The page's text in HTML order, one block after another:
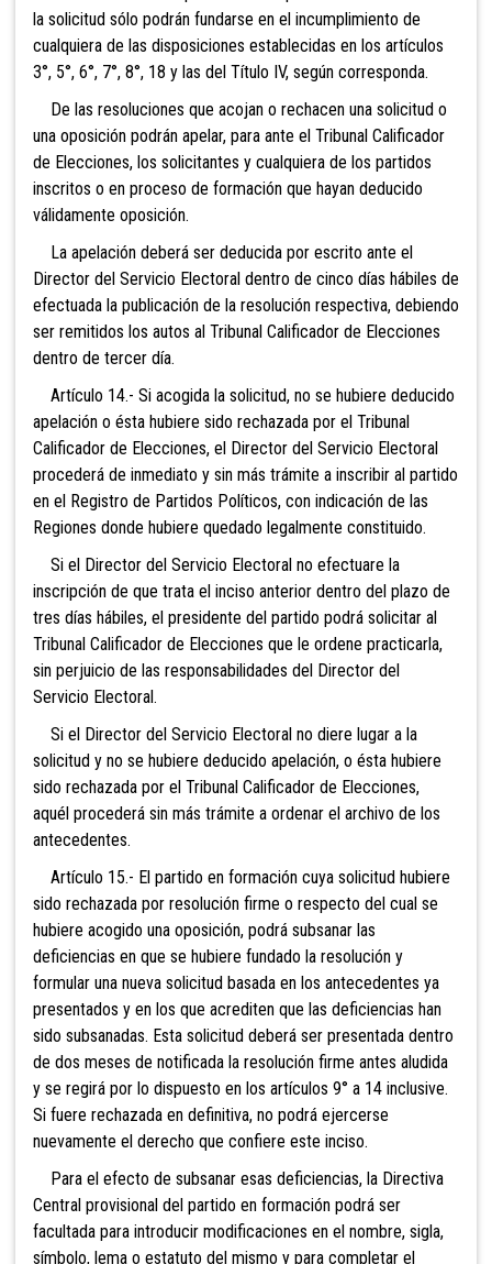
la solicitud sólo podrán fundarse en el incumplimiento de
cualquiera de las disposiciones establecidas en los artículos
3°, 5°, 6°, 7°, 8°, 18 y las del Título IV, según corresponda.
De las resoluciones que acojan o rechacen una solicitud o
una oposición podrán apelar, para ante el Tribunal Calificador
de Elecciones, los solicitantes y cualquiera de los partidos
inscritos o en proceso de formación que hayan deducido
válidamente oposición.
La apelación deberá ser deducida por escrito ante el
Director del Servicio Electoral dentro de cinco días hábiles de
efectuada la publicación de la resolución respectiva, debiendo
ser remitidos los autos al Tribunal Calificador de Elecciones
dentro de tercer día.
Artículo 14.- Si acogida la solicitud, no se hubiere deducido
apelación o ésta hubiere sido rechazada por el Tribunal
Calificador de Elecciones, el Director del Servicio Electoral
procederá de inmediato y sin más trámite a inscribir al partido
en el Registro de Partidos Políticos, con indicación de las
Regiones donde hubiere quedado legalmente constituido.
Si el Director del Servicio Electoral no efectuare la
inscripción de que trata el inciso anterior dentro del plazo de
tres días hábiles, el presidente del partido podrá solicitar al
Tribunal Calificador de Elecciones que le ordene practicarla,
sin perjuicio de las responsabilidades del Director del
Servicio Electoral.
Si el Director del Servicio Electoral no diere lugar a la
solicitud y no se hubiere deducido apelación, o ésta hubiere
sido rechazada por el Tribunal Calificador de Elecciones,
aquél procederá sin más trámite a ordenar el archivo de los
antecedentes.
Artículo 15.- El partido en formación cuya solicitud hubiere
sido rechazada por resolución firme o respecto del cual se
hubiere acogido una oposición, podrá subsanar las
deficiencias en que se hubiere fundado la resolución y
formular una nueva solicitud basada en los antecedentes ya
presentados y en los que acrediten que las deficiencias han
sido subsanadas. Esta solicitud deberá ser presentada dentro
de dos meses de notificada la resolución firme antes aludida
y se regirá por lo dispuesto en los artículos 9° a 14 inclusive.
Si fuere rechazada en definitiva, no podrá ejercerse
nuevamente el derecho que confiere este inciso.
Para el efecto de subsanar esas deficiencias, la Directiva
Central provisional del partido en formación podrá ser
facultada para introducir modificaciones en el nombre, sigla,
símbolo, lema o estatuto del mismo y para completar el